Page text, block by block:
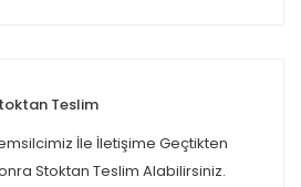
Teslim
İle İletişime Geçtikten
Stoktan Teslim Alabilirsiniz.